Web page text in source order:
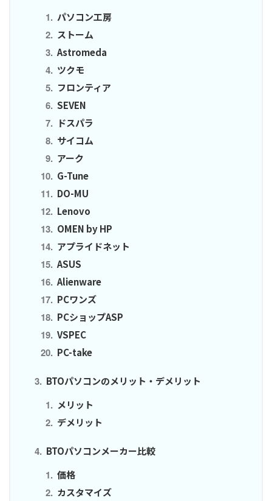
パソコン工房
ストーム
Astromeda
ツクモ
フロンティア
SEVEN
ドスパラ
サイコム
アーク
G-Tune
DO-MU
Lenovo
OMEN by HP
アプライドネット
ASUS
Alienware
PCワンズ
PCショップASP
VSPEC
PC-take
BTOパソコンのメリット・デメリット
メリット
デメリット
BTOパソコンメーカー比較
価格
カスタマイズ